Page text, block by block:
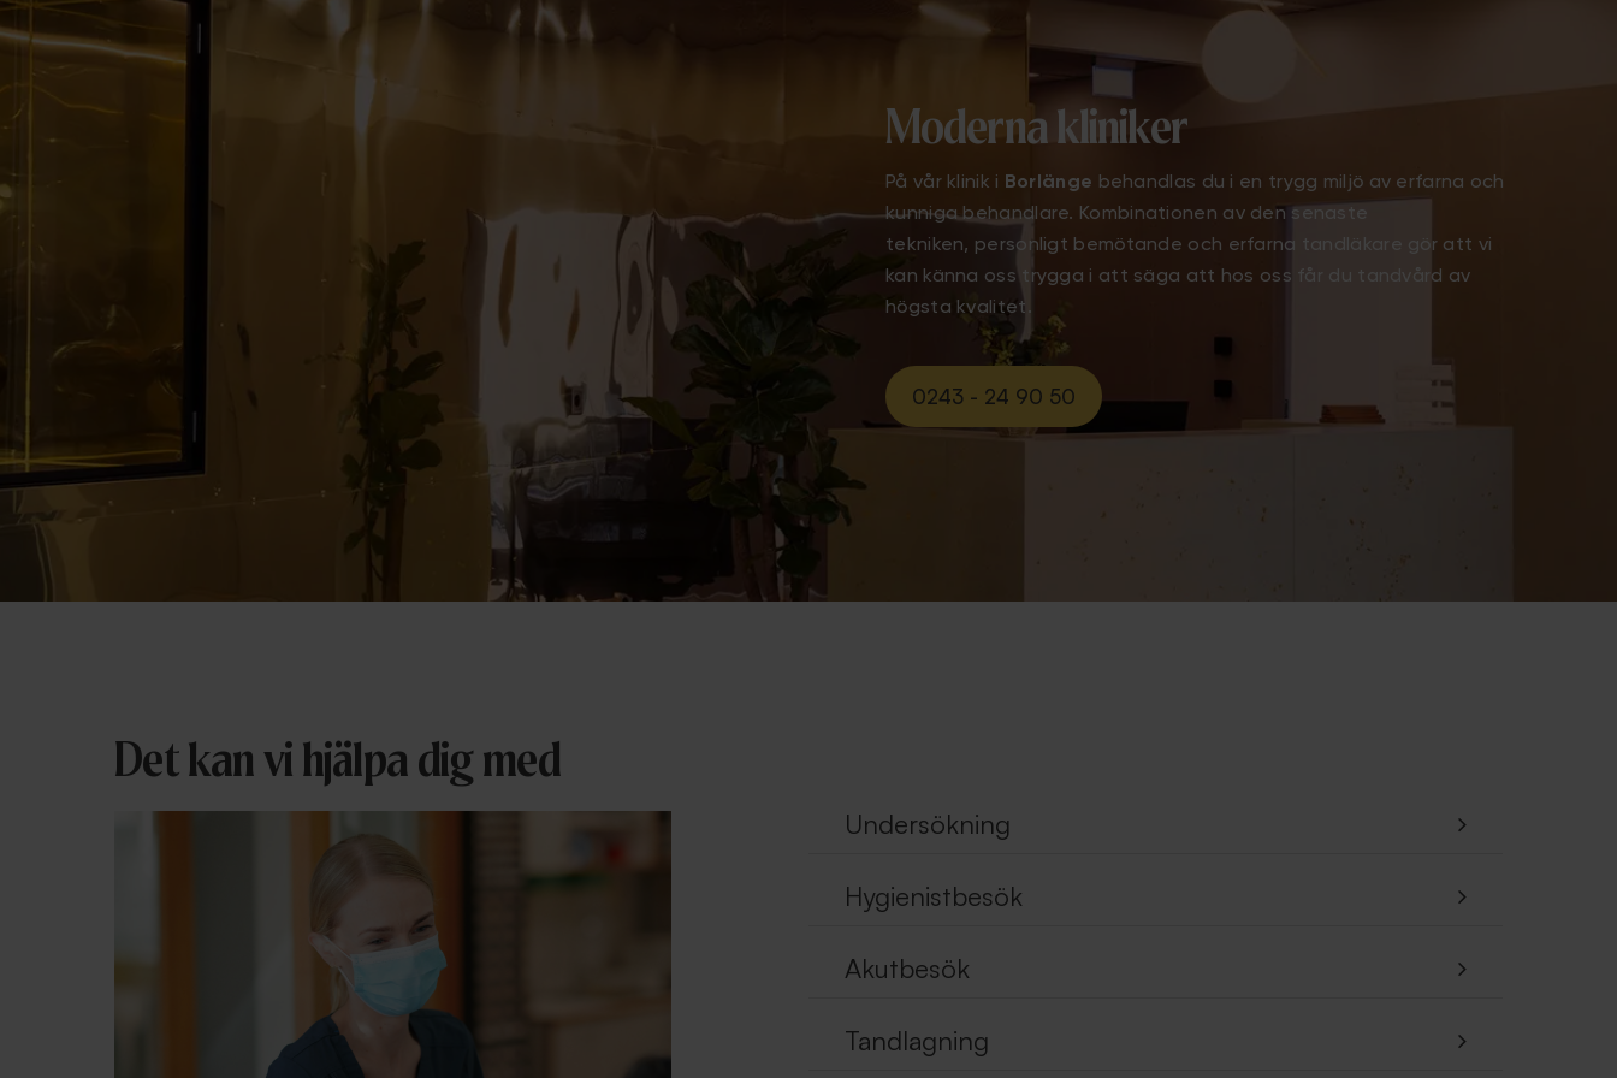
Moderna kliniker
På vår klinik i Borlänge behandlas du i en trygg miljö av erfarna och
kunniga behandlare. Kombinationen av den senaste
tekniken, personligt bemötande och erfarna tandläkare gör att vi
kan känna oss trygga i att säga att hos oss får du tandvård av
högsta kvalitet.
0243 - 24 90 50
Det kan vi hjälpa dig med
Undersökning
Hygienistbesök
Akutbesök
Tandlagning